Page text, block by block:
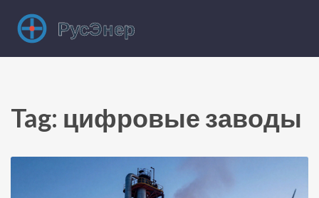
Tag: цифровые заводы